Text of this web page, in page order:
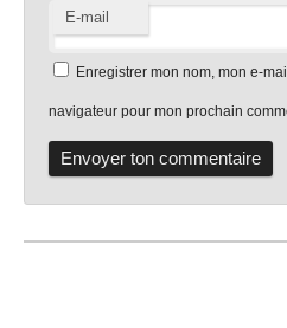
E-mail
Enregistrer mon nom, mon e-
navigateur pour mon prochain